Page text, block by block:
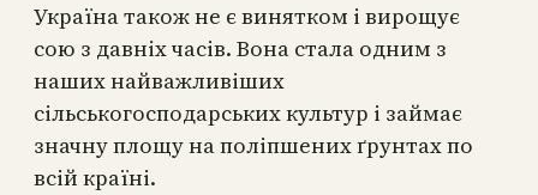
Україна також не є винятком і вирощує
сою з давніх часів. Вона стала одним з
наших найважливіших
сільськогосподарських культур і займає
значну площу на поліпшених ґрунтах по
всій країні.